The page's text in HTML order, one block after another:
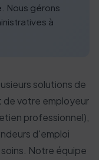
Nous gérons
à
solutions de
votre employeur
professionnel),
d'emploi
Notre équipe